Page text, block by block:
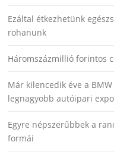
Ezáltal étkezhetünk
rohanunk
Háromszázmillió forintos
Már kilencedik éve a
legnagyobb autóipari
Egyre népszerűbbek a
formái